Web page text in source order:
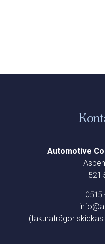
Automotive
521
0515
(fakurafrågor